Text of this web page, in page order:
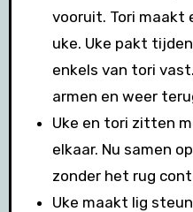
vooruit. Tori maakt
uke. Uke pakt
enkels van tori
armen en weer
Uke en tori zitten
elkaar. Nu samen
zonder het rug
Uke maakt lig